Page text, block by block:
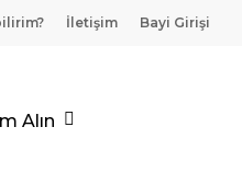
İletişim Bayi Girişi
Alın